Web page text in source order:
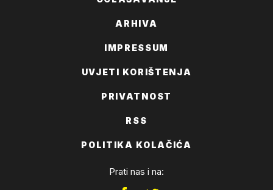
ARHIVA
IMPRESSUM
UVJETI KORIŠTENJA
PRIVATNOST
RSS
POLITIKA KOLAČIĆA
Prati nas i na: